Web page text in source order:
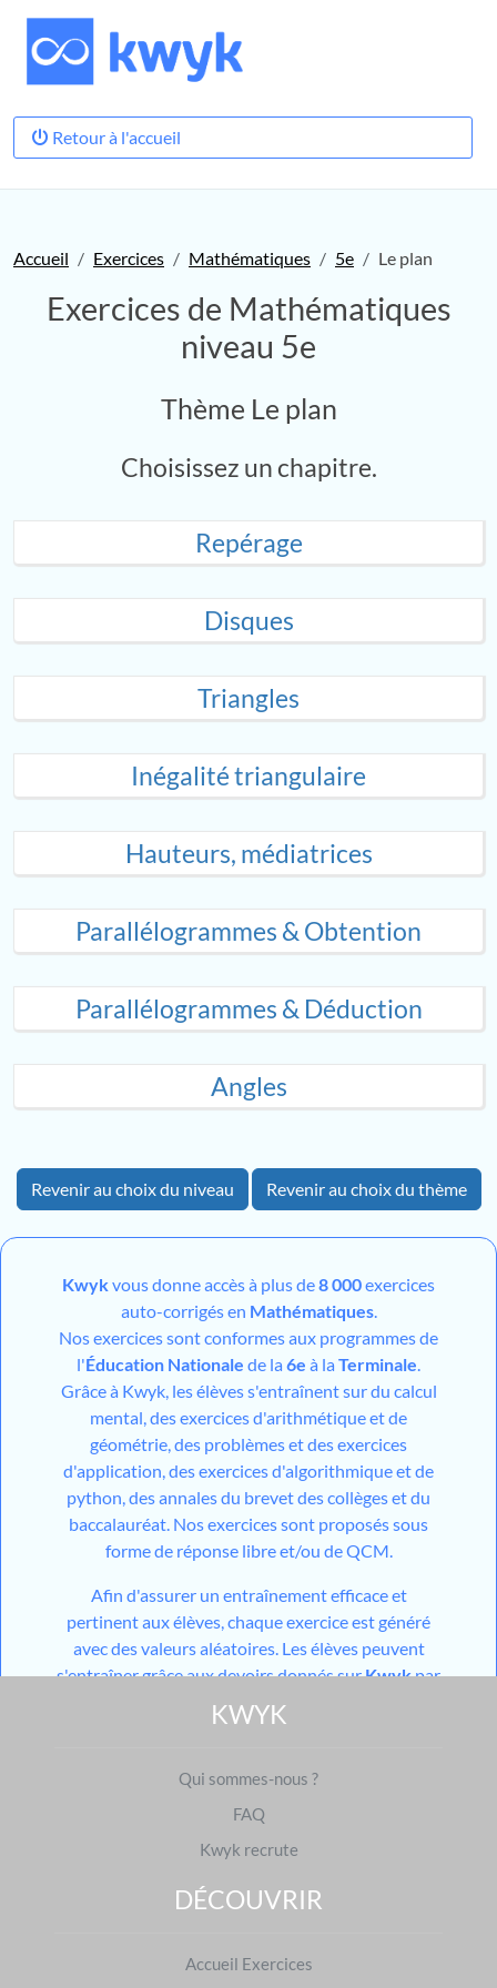
Retour à l'accueil
Accueil Exercices Mathématiques 5e Le plan
Exercices de Mathématiques
niveau 5e
Thème Le plan
Choisissez un chapitre.
Repérage
Disques
Triangles
Inégalité triangulaire
Hauteurs, médiatrices
Parallélogrammes & Obtention
Parallélogrammes & Déduction
Angles
Revenir au choix du niveau Revenir au choix du thème
Kwykvous donne accès à plus de8 000exercices
auto-corrigés en Mathématiques.
Nos exercices sont conformes aux programmes de
l'Éducation Nationale de la 6e à la Terminale
Grâce à Kwyk, les élèves s'entraînent sur du calcul
mental, des exercices d'arithmétique et de
géométrie, des problèmes et des exercices
d'application, des exercices d'algorithmique et de
python, des annales du brevet des collèges et du
baccalauréat. Nos exercices sont proposés sous
forme de réponse libre et/ou de QCM.
Afin d'assurer un entraînement efficace et
pertinent aux élèves, chaque exercice est généré
avec des valeurs aléatoires. Les élèves peuvent
s'entraîner grâce aux devoirs donnés surKwykpar
leurs professeurs et aux devoirs générés par notre
mais aussi grâce aux différents
sur leur espace personnel. Pour les niveaux du
collège, les élèves ont également accès à des cours
pratique.
, vous mettez toutes les chances du
côté des élèves pour que les différents théorèmes,
pour eux.
KWYK
Qui sommes-nous ?
FAQ
Kwyk recrute
DÉCOUVRIR
Accueil Exercices